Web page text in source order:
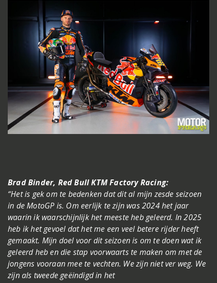
Brad Binder, Red Bull KTM Factory Racing:
“Het is gek om te bedenken dat dit al mijn zesde seizoen
in de MotoGP is. Om eerlijk te zijn was 2024 het jaar
waarin ik waarschijnlijk het meeste heb geleerd. In 2025
heb ik het gevoel dat het me een veel betere rijder heeft
gemaakt. Mijn doel voor dit seizoen is om te doen wat ik
geleerd heb en die stap voorwaarts te maken om met de
jongens vooraan mee te vechten. We zijn niet ver weg. We
zijn als tweede geëindigd in het